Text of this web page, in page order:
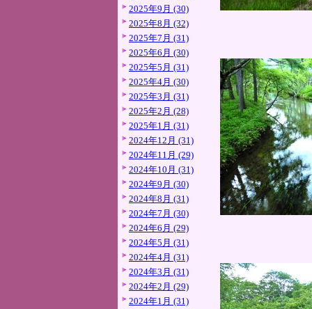
2025年9月 (30)
2025年8月 (32)
2025年7月 (31)
2025年6月 (30)
2025年5月 (31)
2025年4月 (30)
2025年3月 (31)
2025年2月 (28)
2025年1月 (31)
2024年12月 (31)
2024年11月 (29)
2024年10月 (31)
2024年9月 (30)
2024年8月 (31)
2024年7月 (30)
2024年6月 (29)
2024年5月 (31)
2024年4月 (31)
2024年3月 (31)
2024年2月 (29)
2024年1月 (31)